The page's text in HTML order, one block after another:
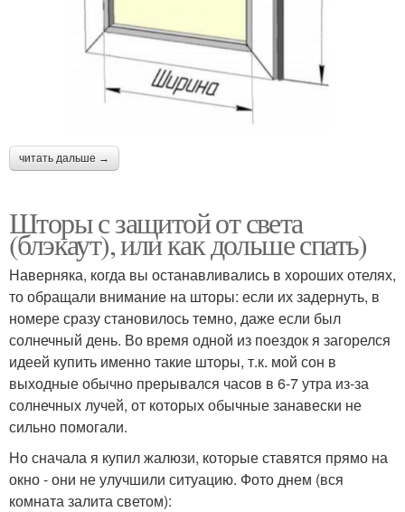
читать дальше →
Шторы с защитой от света
(блэкаут), или как дольше спать)
Наверняка, когда вы останавливались в хороших отелях,
то обращали внимание на шторы: если их задернуть, в
номере сразу становилось темно, даже если был
солнечный день. Во время одной из поездок я загорелся
идеей купить именно такие шторы, т.к. мой сон в
выходные обычно прерывался часов в 6-7 утра из-за
солнечных лучей, от которых обычные занавески не
сильно помогали.
Но сначала я купил жалюзи, которые ставятся прямо на
окно - они не улучшили ситуацию. Фото днем (вся
комната залита светом):